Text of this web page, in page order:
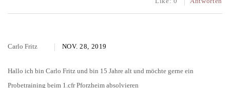
Carlo Fritz NOV. 28, 2019
Hallo ich bin Carlo Fritz und bin 15 Jahre alt und möchte gerne ein
Probetraining beim 1.cfr Pforzheim absolvieren